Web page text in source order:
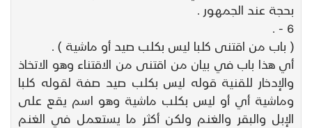
بحجة عند الجمهور .
6 - .
( باب من اقتنى كلبا ليس بكلب صيد أو ماشية ) .
أي هذا باب في بيان من اقتنى من الاقتناء وهو الاتخاذ
والإدخار للقنية قوله ليس بكلب صيد صفة لقوله كلبا
وماشية أي أو ليس بكلب ماشية وهو اسم يقع على
الإبل والبقر والغنم ولكن أكثر ما يستعمل في الغنم